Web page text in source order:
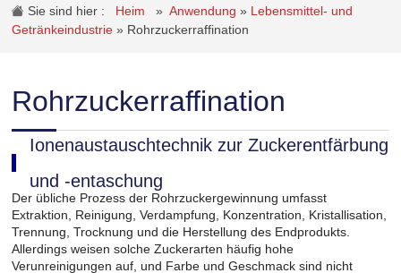
Sie sind hier : Heim »Anwendung» Lebensmittel- und
Getränkeindustrie» Rohrzuckerraffination
Rohrzuckerraffination
Ionenaustauschtechnik zur Zuckerentfärbung
und -entaschung
Der übliche Prozess der Rohrzuckergewinnung umfasst
Extraktion, Reinigung, Verdampfung, Konzentration, Kristallisation,
Trennung, Trocknung und die Herstellung des Endprodukts.
Allerdings weisen solche Zuckerarten häufig hohe
Verunreinigungen auf, und Farbe und Geschmack sind nicht